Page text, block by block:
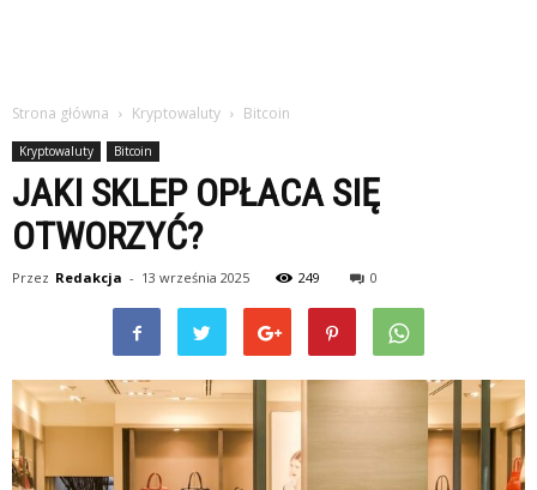
Strona główna Kryptowaluty Bitcoin
Kryptowaluty Bitcoin
JAKI SKLEP OPŁACA SIĘ
OTWORZYĆ?
Przez Redakcja - 13 września 2025 249 0